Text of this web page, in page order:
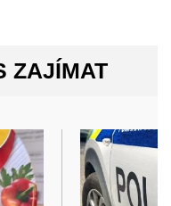
ZAJÍMAT